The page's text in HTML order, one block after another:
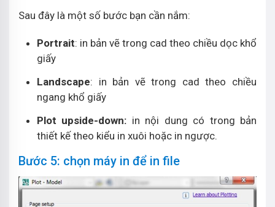
Sau đây là một số bước bạn cần nắm:
Portrait: in bản vẽ trong cad theo chiều dọc khổ
giấy
Landscape: in bản vẽ trong cad theo chiều
ngang khổ giấy
Plot upside-down: in nội dung có trong bản
thiết kế theo kiểu in xuôi hoặc in ngược.
Bước 5: chọn máy in để in file